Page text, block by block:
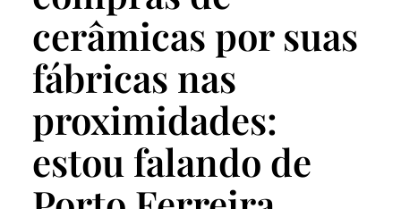
cerâmicas por suas
fábricas nas
proximidades:
estou falando de